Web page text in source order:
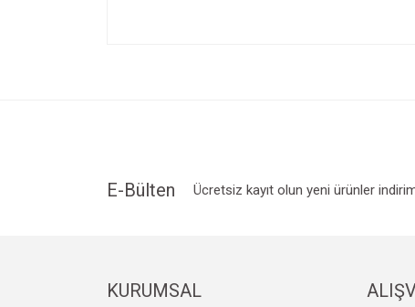
Bu ürüne benzer farklı alternatifler olmalı.
E-Bülten Ücretsiz kayıt olun yeni ürünler
KURUMSAL